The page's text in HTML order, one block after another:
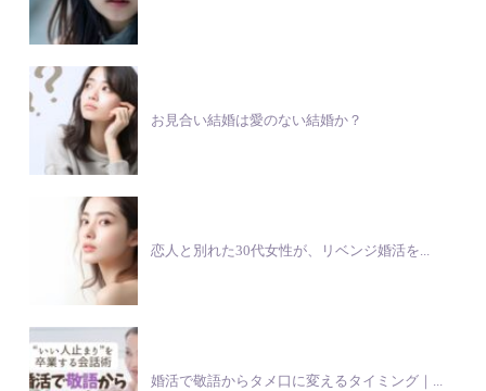
お見合い結婚は愛のない結婚か？
恋人と別れた30代女性が、リベンジ婚活を...
婚活で敬語からタメ口に変えるタイミング｜...